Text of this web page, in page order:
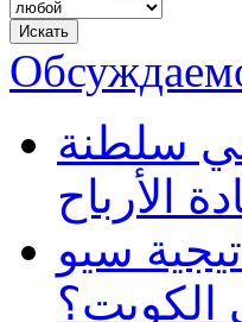
سلطنة
الأرباح
سيو
الكويت؟